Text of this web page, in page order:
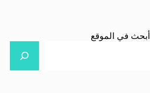
أبحث في الموقع